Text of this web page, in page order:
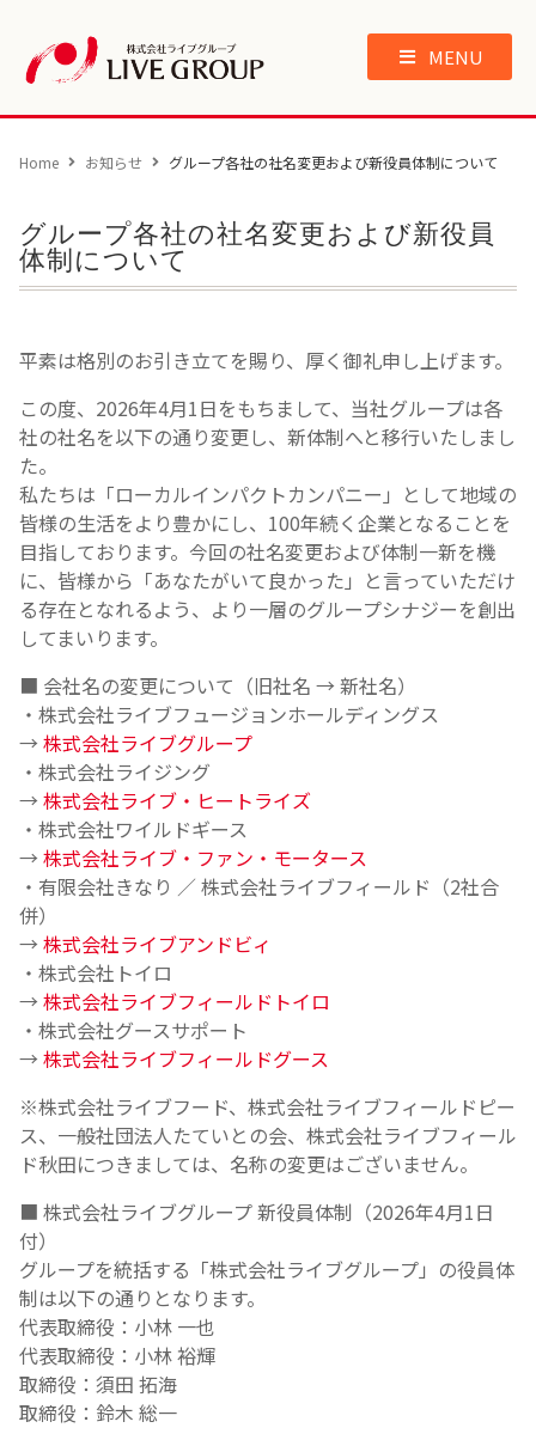
MENU
Home お知らせ グループ各社の社名変更および新役員体制について
グループ各社の社名変更および新役員
体制について
平素は格別のお引き立てを賜り、厚く御礼申し上げます。
この度、2026年4月1日をもちまして、当社グループは各
社の社名を以下の通り変更し、新体制へと移行いたしまし
た。
私たちは「ローカルインパクトカンパニー」として地域の
皆様の生活をより豊かにし、100年続く企業となることを
目指しております。今回の社名変更および体制一新を機
に、皆様から「あなたがいて良かった」と言っていただけ
る存在となれるよう、より一層のグループシナジーを創出
してまいります。
■ 会社名の変更について（旧社名 → 新社名）
・株式会社ライブフュージョンホールディングス
→ 株式会社ライブグループ
・株式会社ライジング
→ 株式会社ライブ・ヒートライズ
・株式会社ワイルドギース
→ 株式会社ライブ・ファン・モータース
・有限会社きなり ／ 株式会社ライブフィールド（2社合
併）
→ 株式会社ライブアンドビィ
・株式会社トイロ
→ 株式会社ライブフィールドトイロ
・株式会社グースサポート
→ 株式会社ライブフィールドグース
※株式会社ライブフード、株式会社ライブフィールドピー
ス、一般社団法人たていとの会、株式会社ライブフィール
ド秋田につきましては、名称の変更はございません。
■ 株式会社ライブグループ 新役員体制（2026年4月1日
付）
グループを統括する「株式会社ライブグループ」の役員体
制は以下の通りとなります。
代表取締役：小林 一也
代表取締役：小林 裕輝
取締役：須田 拓海
取締役：鈴木 総一